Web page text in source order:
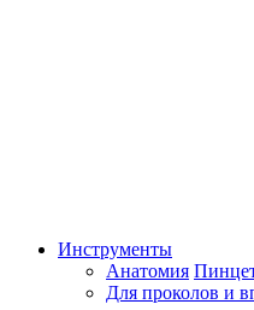
Инструменты
Анатомия
Для проколов и